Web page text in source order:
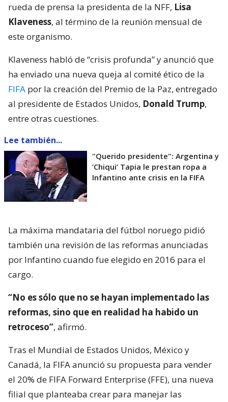
rueda de prensa la presidenta de la NFF, Lisa
Klaveness, al término de la reunión mensual de
este organismo.
Klaveness habló de “crisis profunda” y anunció que
ha enviado una nueva queja al comité ético de la
FIFA por la creación del Premio de la Paz, entregado
al presidente de Estados Unidos, Donald Trump,
entre otras cuestiones.
Lee también...
"Querido presidente": Argentina y
’Chiqui’ Tapia le prestan ropa a
Infantino ante crisis en la FIFA
La máxima mandataria del fútbol noruego pidió
también una revisión de las reformas anunciadas
por Infantino cuando fue elegido en 2016 para el
cargo.
“No es sólo que no se hayan implementado las
reformas, sino que en realidad ha habido un
retroceso”, afirmó.
Tras el Mundial de Estados Unidos, México y
Canadá, la FIFA anunció su propuesta para vender
el 20% de FIFA Forward Enterprise (FFE), una nueva
filial que planteaba crear para manejar las